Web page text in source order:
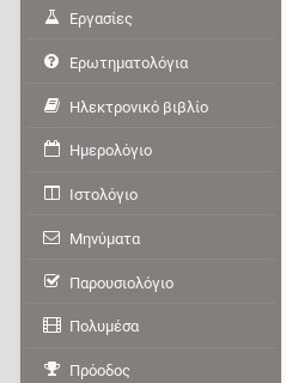
Εργασίες
Ερωτηματολόγια
Ηλεκτρονικό βιβλίο
Ημερολόγιο
Ιστολόγιο
Μηνύματα
Παρουσιολόγιο
Πολυμέσα
Πρόοδος